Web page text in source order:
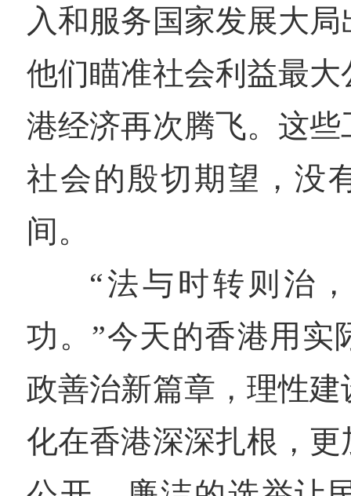
入和服务国家发展大
他们瞄准社会利益最
港经济再次腾飞。这
社会的殷切期望，没
间。
“法与时转则治
功。”今天的香港用实
政善治新篇章，理性
化在香港深深扎根，